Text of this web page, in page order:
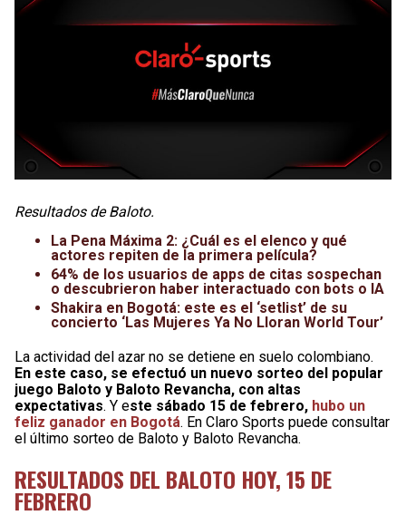
Resultados de Baloto.
La Pena Máxima 2: ¿Cuál es el elenco y qué
actores repiten de la primera película?
64% de los usuarios de apps de citas sospechan
o descubrieron haber interactuado con bots o IA
Shakira en Bogotá: este es el ‘setlist’ de su
concierto ‘Las Mujeres Ya No Lloran World Tour’
La actividad del azar no se detiene en suelo colombiano.
En este caso, se efectuó un nuevo sorteo del popular
juego Baloto y Baloto Revancha, con altas
expectativas. Y este sábado 15 de febrero, hubo un
feliz ganador en Bogotá. En Claro Sports puede consultar
el último sorteo de Baloto y Baloto Revancha.
RESULTADOS DEL BALOTO HOY, 15 DE
FEBRERO